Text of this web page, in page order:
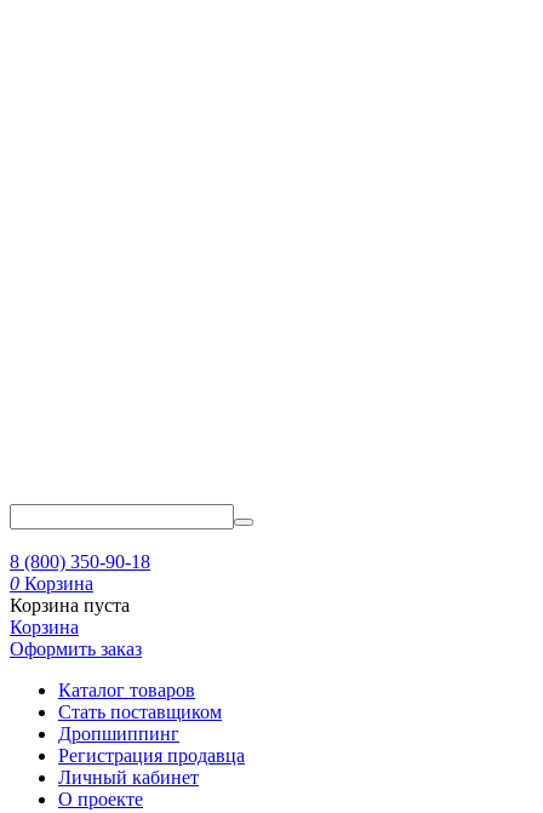
8 (800) 350-90-18
0 Корзина
Корзина пуста
Корзина
Оформить заказ
Каталог товаров
Стать поставщиком
Дропшиппинг
Регистрация продавца
Личный кабинет
О проекте